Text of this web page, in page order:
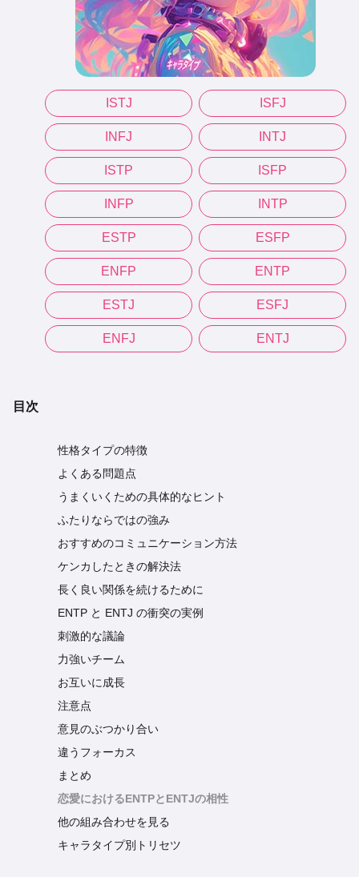
ISTJ ISFJ
INFJ INTJ
ISTP ISFP
INFP INTP
ESTP ESFP
ENFP ENTP
ESTJ ESFJ
ENFJ ENTJ
目次
性格タイプの特徴
よくある問題点
うまくいくための具体的なヒント
ふたりならではの強み
おすすめのコミュニケーション方法
ケンカしたときの解決法
長く良い関係を続けるために
ENTP と ENTJ の衝突の実例
刺激的な議論
力強いチーム
お互いに成長
注意点
意見のぶつかり合い
違うフォーカス
まとめ
恋愛におけるENTPとENTJの相性
他の組み合わせを見る
キャラタイプ別トリセツ